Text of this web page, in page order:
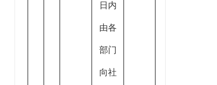
日内
由各
部门
向社